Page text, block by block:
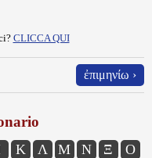
CLICCA QUI
ἐπιμηνίω ›
Κ Λ Μ Ν Ξ
Ο